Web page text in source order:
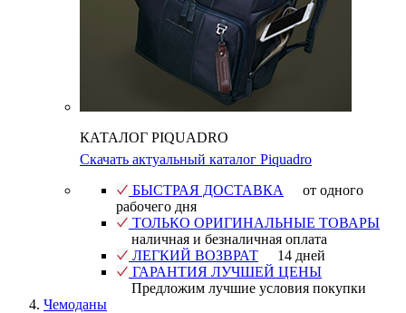
КАТАЛОГ PIQUADRO
Скачать актуальный каталог Piquadro
БЫСТРАЯ ДОСТАВКА
от одного
рабочего дня
ТОЛЬКО ОРИГИНАЛЬНЫЕ ТОВАРЫ
наличная и безналичная оплата
ЛЕГКИЙ ВОЗВРАТ
14 дней
ГАРАНТИЯ ЛУЧШЕЙ ЦЕНЫ
Предложим лучшие условия покупки
Чемоданы